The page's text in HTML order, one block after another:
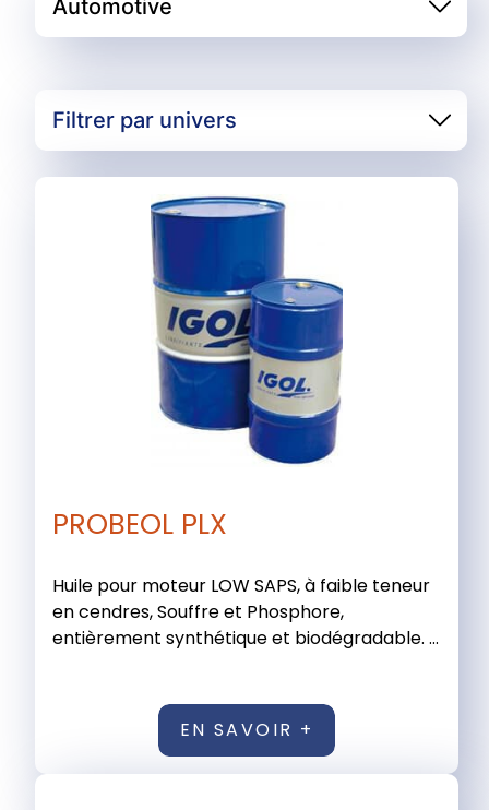
PROBEOL PLX
Huile pour moteur LOW SAPS, à faible teneur
en cendres, Souffre et Phosphore,
entièrement synthétique et biodégradable. ...
EN SAVOIR +